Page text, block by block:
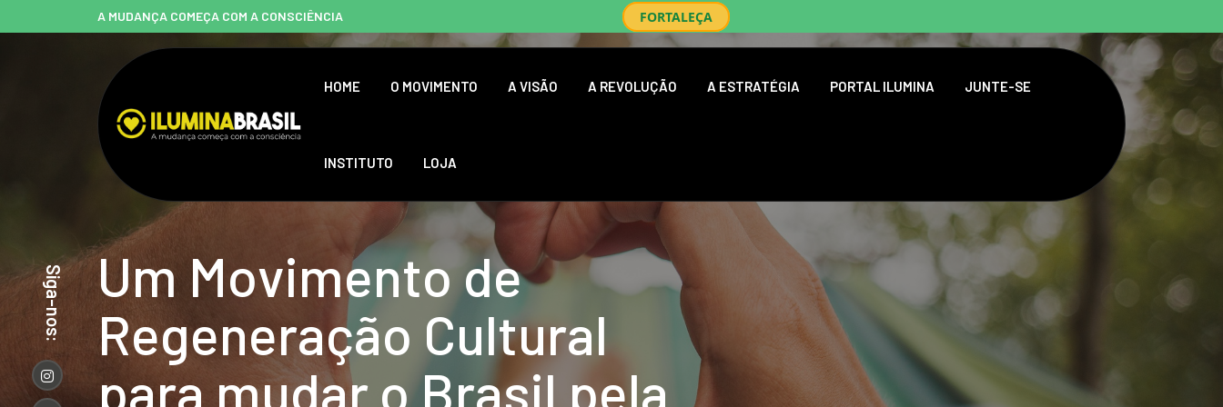
A MUDANÇA COMEÇA COM A CONSCIÊNCIA FORTALEÇA
HOME O MOVIMENTO A VISÃO A REVOLUÇÃO A ESTRATÉGIA PORTAL ILUMINA JUNTE-SE
INSTITUTO LOJA
Siga-nos: Um Movimento de
Regeneração Cultural
para mudar oBrasil pela